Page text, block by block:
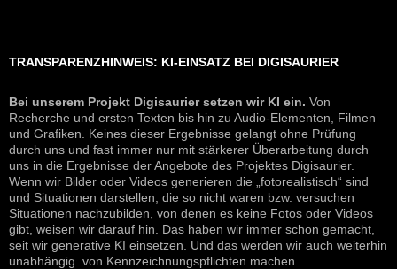
TRANSPARENZHINWEIS: KI-EINSATZ BEI DIGISAURIER
Bei unserem Projekt Digisaurier setzen wir KI ein. Von
Recherche und ersten Texten bis hin zu Audio-Elementen, Filmen
und Grafiken. Keines dieser Ergebnisse gelangt ohne Prüfung
durch uns und fast immer nur mit stärkerer Überarbeitung durch
uns in die Ergebnisse der Angebote des Projektes Digisaurier.
Wenn wir Bilder oder Videos generieren die „fotorealistisch“ sind
und Situationen darstellen, die so nicht waren bzw. versuchen
Situationen nachzubilden, von denen es keine Fotos oder Videos
gibt, weisen wir darauf hin. Das haben wir immer schon gemacht,
seit wir generative KI einsetzen. Und das werden wir auch weiterhin
unabhängig von Kennzeichnungspflichten machen.